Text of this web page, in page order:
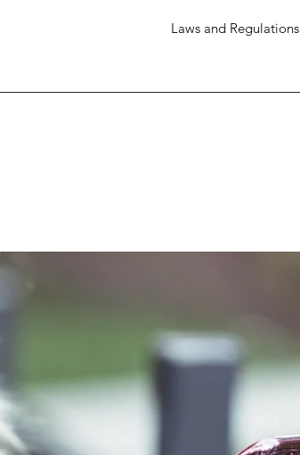
Laws and Regulations